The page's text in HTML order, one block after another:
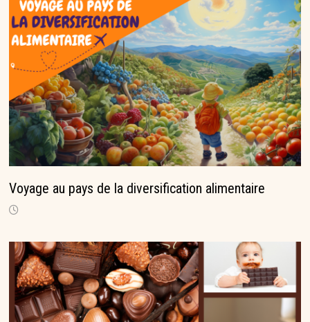
Voyage au pays de la diversification alimentaire